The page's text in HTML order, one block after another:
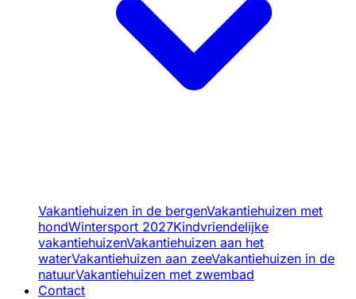
Vakantiehuizen in de bergenVakantiehuizen met
hondWintersport 2027Kindvriendelijke
vakantiehuizenVakantiehuizen aan het
waterVakantiehuizen aan zeeVakantiehuizen in de
natuurVakantiehuizen met zwembad
Contact